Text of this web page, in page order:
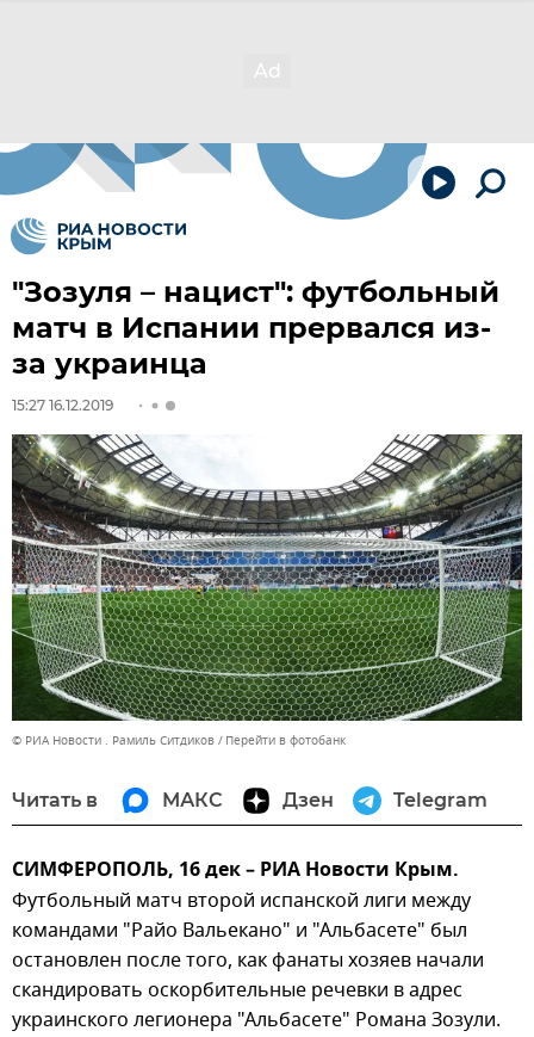
"Зозуля – нацист": футбольный
матч в Испании прервался из-
за украинца
15:27 16.12.2019
© РИА Новости . Рамиль Ситдиков Перейти в фотобанк
Читать в МАКС Дзен Telegram
СИМФЕРОПОЛЬ, 16 дек – РИА Новости Крым.
Футбольный матч второй испанской лиги между
командами "Райо Вальекано" и "Альбасете" был
остановлен после того, как фанаты хозяев начали
скандировать оскорбительные речевки в адрес
украинского легионера "Альбасете" Романа Зозули.